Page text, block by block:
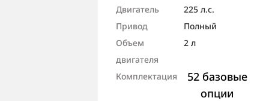
Двигатель
225 л.с.
Привод
Полный
Объем
двигателя
2 л
Комплектация
52 базовые
опции